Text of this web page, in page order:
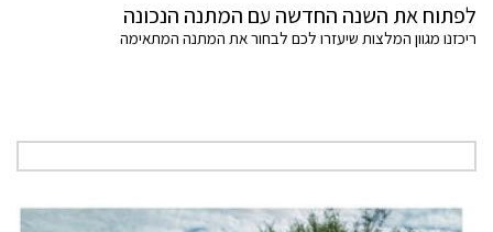
לפתוח את השנה החדשה עם המתנה הנכונה
ריכזנו מגוון המלצות שיעזרו לכם לבחור את המתנה המתאימה